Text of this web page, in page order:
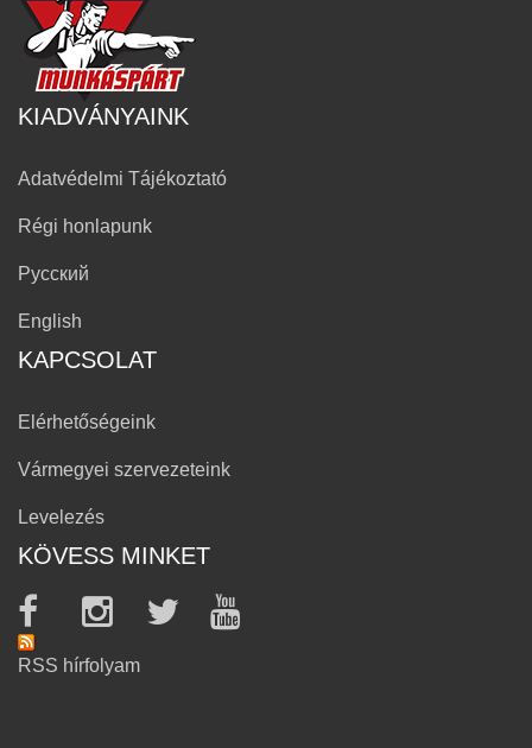
KIADVÁNYAINK
Adatvédelmi Tájékoztató
Régi honlapunk
Русский
English
KAPCSOLAT
Elérhetőségeink
Vármegyei szervezeteink
Levelezés
KÖVESS MINKET
RSS hírfolyam